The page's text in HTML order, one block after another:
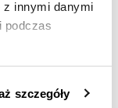
z innymi danymi
podczas
szczegóły